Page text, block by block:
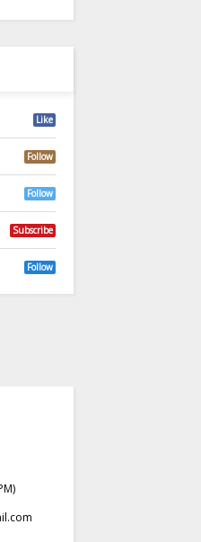
Like
Follow
Follow
Subscribe
Follow